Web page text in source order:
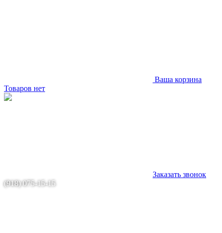
Ваша корзина
Товаров нет
Заказать звонок
(918) 075-15-15